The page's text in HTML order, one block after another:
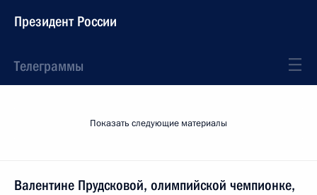
Президент России
Телеграммы
Показать следующие материалы
Валентине Прудсковой, олимпийской чемпионке,